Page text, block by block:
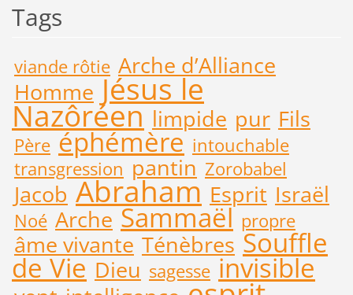
Tags
viande rôtie Arche d’Alliance
Homme Jésus le
Nazôréen limpide pur Fils
Père éphémère intouchable
transgression pantin Zorobabel
Jacob Abraham Esprit Israël
Noé Arche Sammaël propre
âme vivante Ténèbres Souffle
de Vie Dieu sagesse invisible